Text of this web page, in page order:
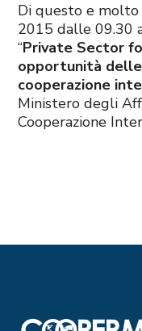
Di questo e
2015 dalle 09.30
“Private Sector
opportunità
cooperazione
Ministero degli
Cooperazione